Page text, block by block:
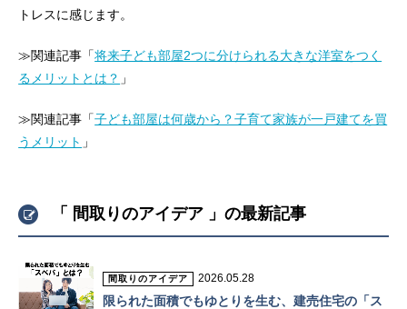
トレスに感じます。
≫関連記事「将来子ども部屋2つに分けられる大きな洋室をつく
るメリットとは？ 」
≫関連記事「子ども部屋は何歳から？子育て家族が一戸建てを買
うメリット 」
「 間取りのアイデア 」の最新記事
間取りのアイデア 2026.05.28
限られた面積でもゆとりを生む、建売住宅の「ス